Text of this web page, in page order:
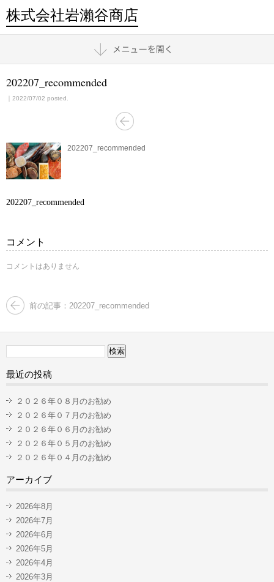
株式会社岩瀨谷商店
202207_recommended
｜2022/07/02 posted.
202207_recommended
202207_recommended
コメント
コメントはありません
前の記事：202207_recommended
最近の投稿
２０２６年０８月のお勧め
２０２６年０７月のお勧め
２０２６年０６月のお勧め
２０２６年０５月のお勧め
２０２６年０４月のお勧め
アーカイブ
2026年8月
2026年7月
2026年6月
2026年5月
2026年4月
2026年3月